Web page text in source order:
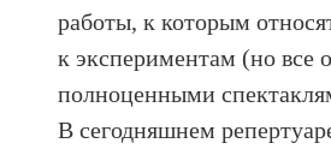
работы, к которым
к экспериментам (но все
полноценными
В сегодняшнем